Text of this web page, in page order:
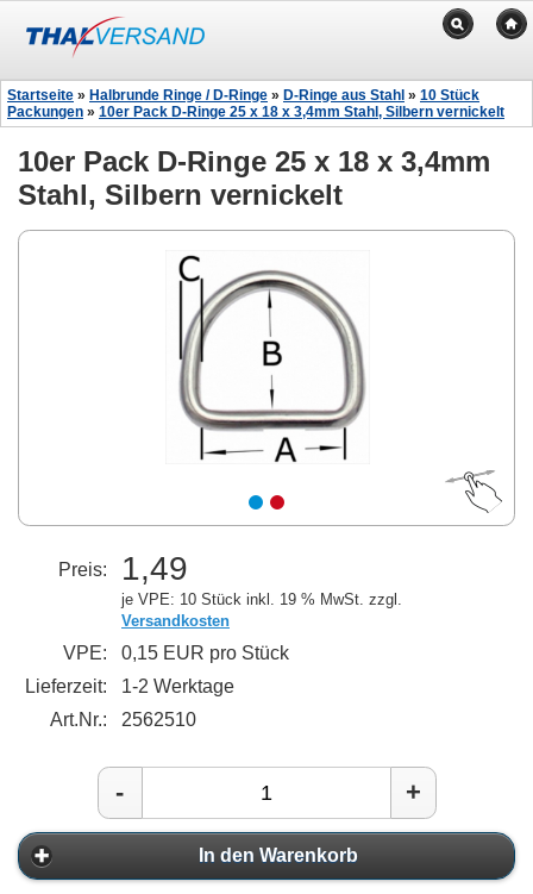
Startseite » Halbrunde Ringe / D-Ringe » D-Ringe aus Stahl » 10 Stück
Packungen » 10er Pack D-Ringe 25 x 18 x 3,4mm Stahl, Silbern vernickelt
10er Pack D-Ringe 25 x 18 x 3,4mm
Stahl, Silbern vernickelt
Preis: 1,49
je VPE: 10 Stück inkl. 19 % MwSt. zzgl.
Versandkosten
VPE:
0,15 EUR pro Stück
Lieferzeit:
1-2 Werktage
Art.Nr.:
2562510
- +
In den Warenkorb